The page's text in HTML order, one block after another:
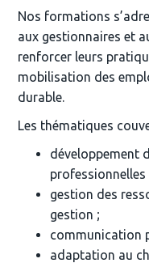
Nos formations
aux gestionnaires et
renforcer leurs
mobilisation des
durable.
Les thématiques
développement
gestion des
gestion ;
communication
adaptation au